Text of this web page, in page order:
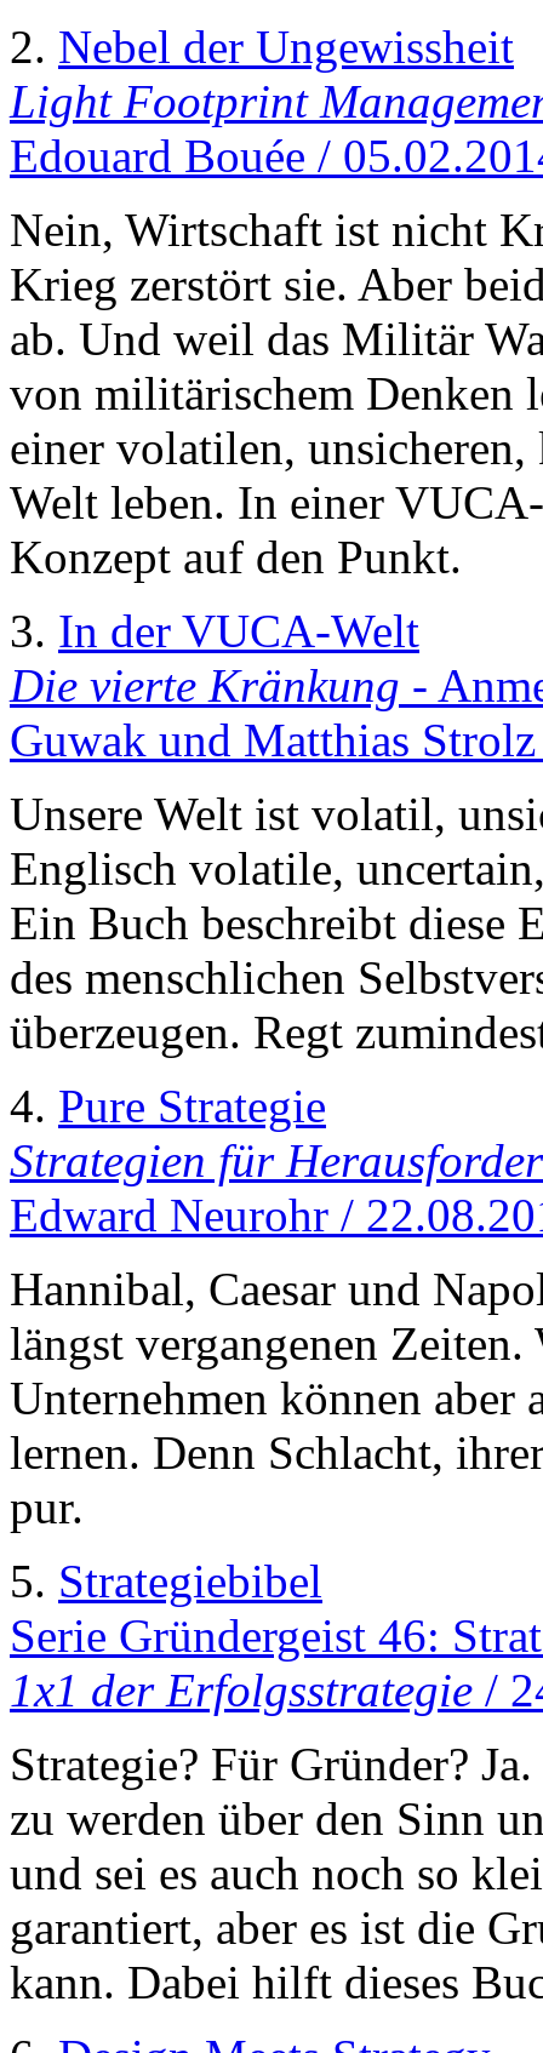
2. Nebel der Ungewissheit
Light Footprint
Edouard Bouée /
Nein, Wirtschaft ist nicht
Krieg zerstört sie. Aber
ab. Und weil das Militär
von militärischem Denken
einer volatilen,
Welt leben. In einer
Konzept auf den Punkt.
3. In der VUCA-Welt
Die vierte Kränkung -
Guwak und Matthias
Unsere Welt ist volatil,
Englisch volatile,
Ein Buch beschreibt diese
des menschlichen
überzeugen. Regt
4. Pure Strategie
Strategien für
Edward Neurohr /
Hannibal, Caesar und
längst vergangenen
Unternehmen können aber
lernen. Denn Schlacht,
pur.
5. Strategiebibel
Serie Gründergeist 46:
1x1 der Erfolgsstrategie /
Strategie? Für Gründer?
zu werden über den Sinn
und sei es auch noch so
garantiert, aber es ist die
kann. Dabei hilft dieses